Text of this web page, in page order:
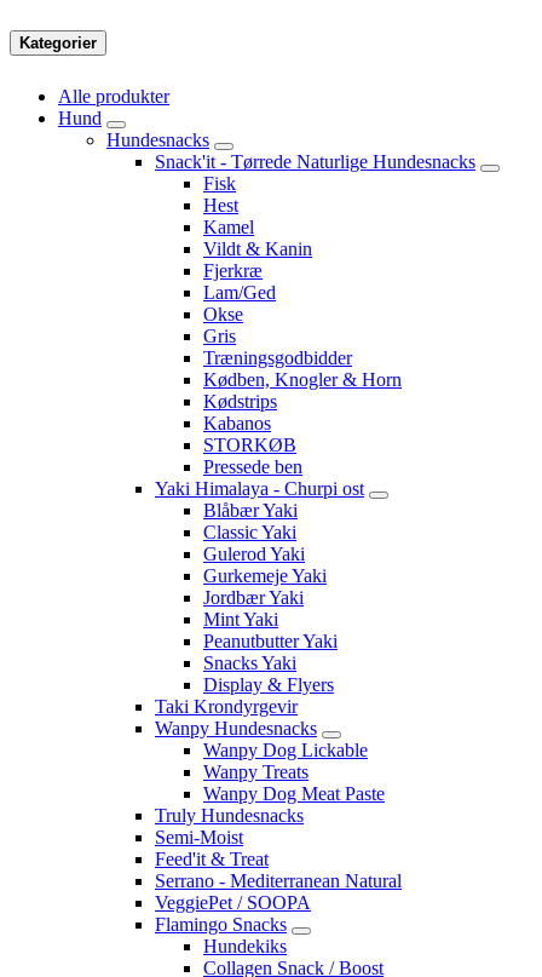
Kategorier
Alle produkter
Hund
Hundesnacks
Snack'it - Tørrede Naturlige Hundesnacks
Fisk
Hest
Kamel
Vildt & Kanin
Fjerkræ
Lam/Ged
Okse
Gris
Træningsgodbidder
Kødben, Knogler & Horn
Kødstrips
Kabanos
STORKØB
Pressede ben
Yaki Himalaya - Churpi ost
Blåbær Yaki
Classic Yaki
Gulerod Yaki
Gurkemeje Yaki
Jordbær Yaki
Mint Yaki
Peanutbutter Yaki
Snacks Yaki
Display & Flyers
Taki Krondyrgevir
Wanpy Hundesnacks
Wanpy Dog Lickable
Wanpy Treats
Wanpy Dog Meat Paste
Truly Hundesnacks
Semi-Moist
Feed'it & Treat
Serrano - Mediterranean Natural
VeggiePet / SOOPA
Flamingo Snacks
Hundekiks
Collagen Snack / Boost